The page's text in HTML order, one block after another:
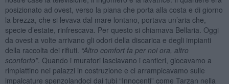
posizionato ad ovest, verso la piana che porta alla costa e di giorno
la brezza, che si levava dal mare lontano, portava un’aria che,
specie d’estate, rinfrescava. Per questo si chiamava Bellaria. Oggi
da ovest a volte arrivano gli odori della discarica e degli impianti
della raccolta dei rifiuti. “Altro comfort fa per noi ora, altro
sconforto”. Quando i muratori lasciavano i cantieri, giocavamo a
rimpiattino nei palazzi in costruzione e ci arrampicavamo sulle
impalcature spenzolandoci dai tubi “Innocenti” come Tarzan nella